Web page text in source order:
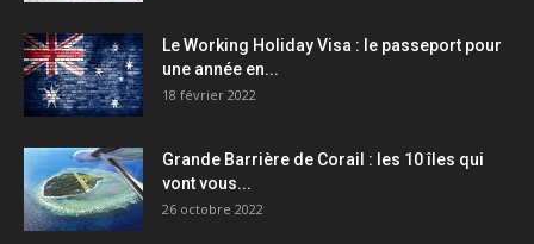
Le Working Holiday Visa : le passeport pour
une année en...
18 février 2022
Grande Barrière de Corail : les 10 îles qui
vont vous...
26 octobre 2022